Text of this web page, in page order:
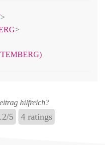
>
>
hilfreich?
/5 4ratings